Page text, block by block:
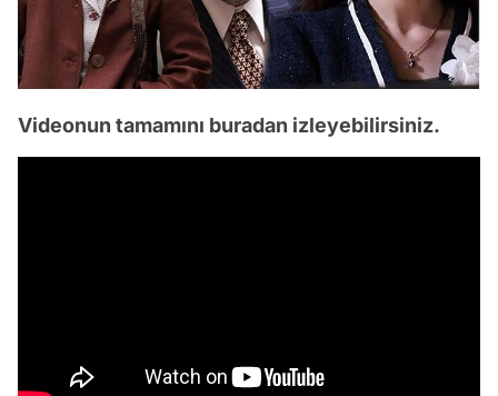
Videonun tamamını buradan izleyebilirsiniz.